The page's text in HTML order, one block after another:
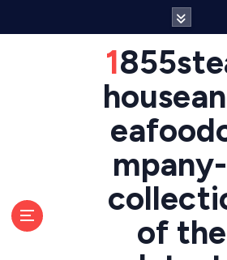
1855steak
of the